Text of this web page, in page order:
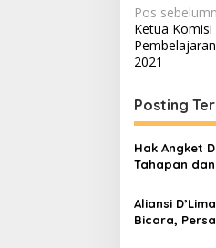
pos
Pos
Ketua
2021
Posting
Hak Angket
Tahapan
Aliansi
Bicara,